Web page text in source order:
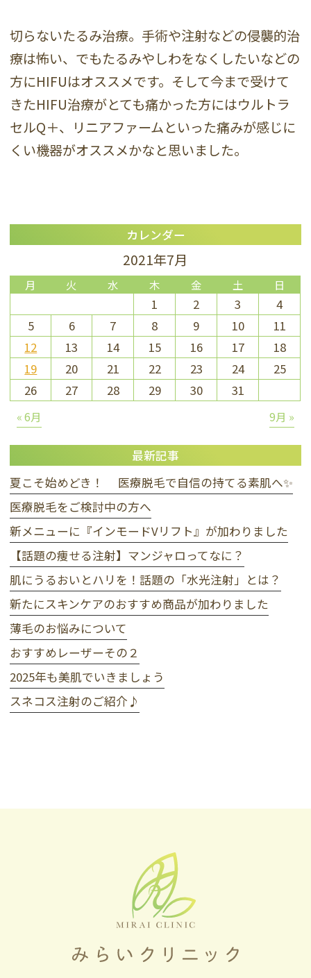
切らないたるみ治療。手術や注射などの侵襲的治
療は怖い、でもたるみやしわをなくしたいなどの
方にHIFUはオススメです。そして今まで受けて
きたHIFU治療がとても痛かった方にはウルトラ
セルQ＋、リニアファームといった痛みが感じに
くい機器がオススメかなと思いました。
カレンダー
2021年7月
月 火 水 木 金 土 日
1 2 3
4
5
6 7 8 9 10
11
12
13 14 15 16 17
18
19
20 21 22 23 24
25
26
27 28 29 30 31
« 6月 9月 »
最新記事
夏こそ始めどき！ 医療脱毛で自信の持てる素肌へ✨
医療脱毛をご検討中の方へ
新メニューに『インモードVリフト』が加わりました
【話題の痩せる注射】マンジャロってなに？
肌にうるおいとハリを！話題の「水光注射」とは？
新たにスキンケアのおすすめ商品が加わりました
薄毛のお悩みについて
おすすめレーザーその２
2025年も美肌でいきましょう
スネコス注射のご紹介♪